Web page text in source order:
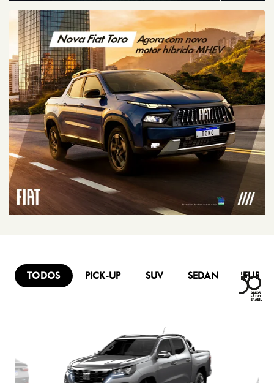
TODOS PICK-UP SUV SEDAN